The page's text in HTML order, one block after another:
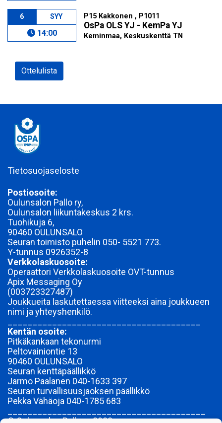
6 SYY
14:00
P15 Kakkonen , P1011
OsPa OLS YJ - KemPa YJ
Keminmaa, Keskuskenttä TN
Ottelulista
Tietosuojaseloste
Postiosoite:
Oulunsalon Pallo ry,
Oulunsalon liikuntakeskus 2 krs.
Tuohikuja 6,
90460 OULUNSALO
Seuran toimisto puhelin 050- 5521 773.
Y-tunnus 0926352-8
Verkkolaskuosoite:
Operaattori Verkkolaskuosoite OVT-tunnus
Apix Messaging Oy
(003723327487)
Joukkueita laskutettaessa viitteeksi aina joukkueen
nimi ja yhteyshenkilö.
Kentän osoite:
Pitkäkankaan tekonurmi
Peltovainiontie 13
90460 OULUNSALO
Seuran kenttäpäällikkö
Jarmo Paalanen 040-1633 397
Seuran turvallisuusjaoksen päällikkö
Pekka Vähäoja 040-1785 683
© Oulunsalon Pallo ry 2023-